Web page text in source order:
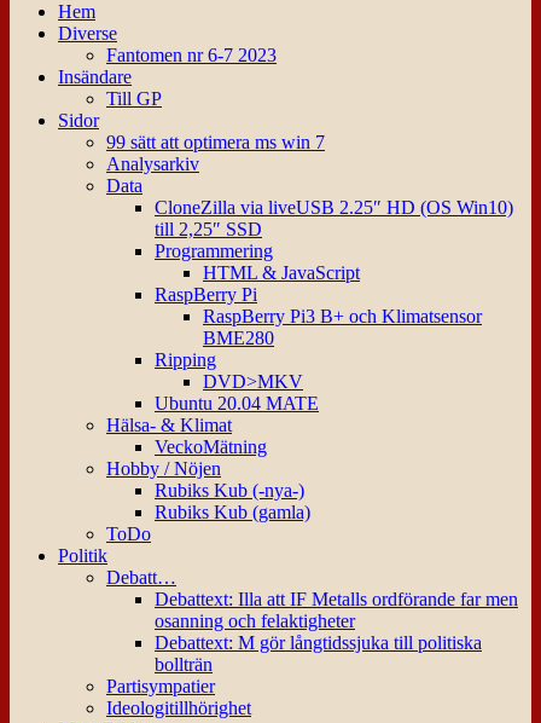
Hem
Diverse
Fantomen nr 6-7 2023
Insändare
Till GP
Sidor
99 sätt att optimera ms win 7
Analysarkiv
Data
CloneZilla via liveUSB 2.25″ HD (OS Win10)
till 2,25″ SSD
Programmering
HTML & JavaScript
RaspBerry Pi
RaspBerry Pi3 B+ och Klimatsensor
BME280
Ripping
DVD>MKV
Ubuntu 20.04 MATE
Hälsa- & Klimat
VeckoMätning
Hobby / Nöjen
Rubiks Kub (-nya-)
Rubiks Kub (gamla)
ToDo
Politik
Debatt…
Debattext: Illa att IF Metalls ordförande far men
osanning och felaktigheter
Debattext: M gör långtidssjuka till politiska
bollträn
Partisympatier
Ideologitillhörighet